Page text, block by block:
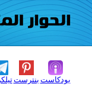
بنترست بودكاست